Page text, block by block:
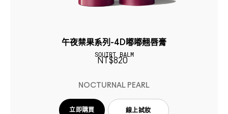
午夜禁果系列-4D嘟嘟翹唇膏
SQUIRT BALM
NT$820
NOCTURNAL PEARL
立即購買 線上試妝